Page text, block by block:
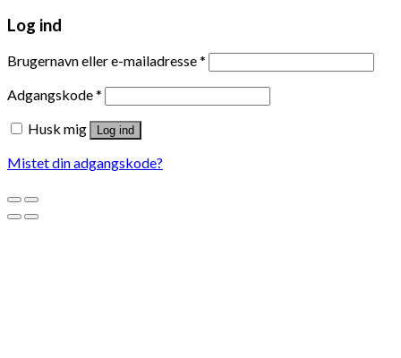
Log ind
Brugernavn eller e-mailadresse*
Adgangskode*
Husk mig
Log ind
Mistet din adgangskode?